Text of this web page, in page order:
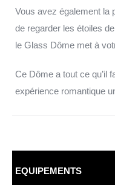
Vous avez également la
de regarder les étoiles
le Glass Dôme met à
Ce Dôme a tout ce qu’il
expérience romantique
EQUIPEMENTS